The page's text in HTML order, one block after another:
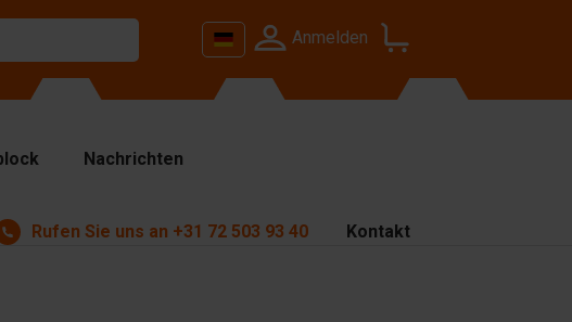
Anmelden
Nachrichten
Rufen Sie uns an +31 72 503 93 40 Kontakt